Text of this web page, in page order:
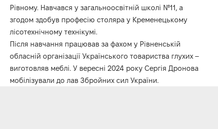
Рівному. Навчався у загальноосвітній школі №11, а
згодом здобув професію столяра у Кременецькому
лісотехнічному технікумі.
Після навчання працював за фахом у Рівненській
обласній організації Українського товариства глухих –
виготовляв меблі. У вересні 2024 року Сергія Дронова
мобілізували до лав Збройних сил України.